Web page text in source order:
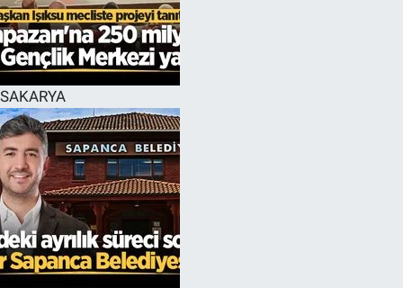
SAKARYA
EĞİTİM
ÖZEL HABER
HALK54 PANORAMA